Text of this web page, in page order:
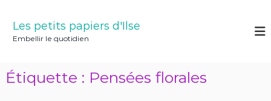
Les petits papiers d'Ilse
Embellir le quotidien
Étiquette : Pensées florales